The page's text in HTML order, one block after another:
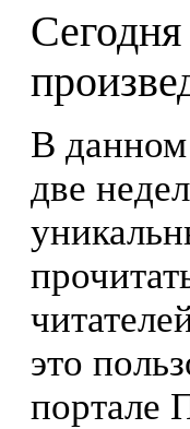
Сегодня
В данном
две
это
портале